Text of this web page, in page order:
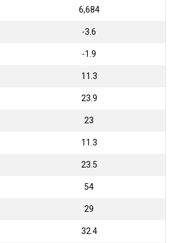
₹6,684
-3.6
-1.9
11.3
23.9
23
11.3
23.5
54
29
32.4